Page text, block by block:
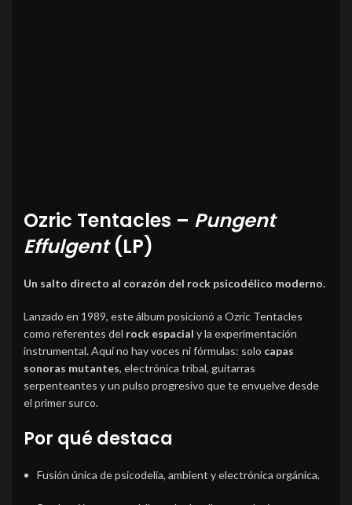
Ozric Tentacles – Pungent
Effulgent(LP)
Un salto directo al corazón del rock psicodélico moderno.
Lanzado en 1989, este álbum posicionó a Ozric Tentacles
como referentes del rock espacial y la experimentación
instrumental. Aquí no hay voces ni fórmulas: solo capas
sonoras mutantes, electrónica tribal, guitarras
serpenteantes y un pulso progresivo que te envuelve desde
el primer surco.
Por qué destaca
Fusión única de psicodelia, ambient y electrónica orgánica.